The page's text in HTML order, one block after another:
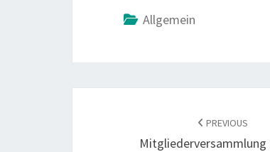
Allgemein
NAVIGATION PREVIOUS
Mitgliederversammlung